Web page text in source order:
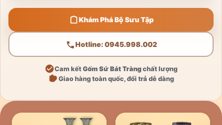
Khám Phá Bộ Sưu Tập
Hotline: 0945.998.002
Cam kếtGốm Sứ Bát Tràngchất lượng
Giao hàng toàn quốc, đổi trả dễ dàng